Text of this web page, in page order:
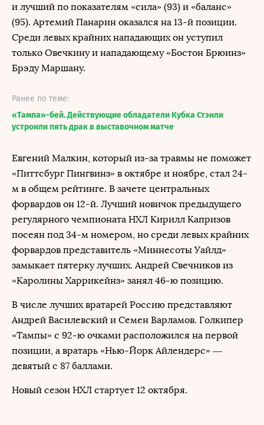
и лучший по показателям «сила» (93) и «баланс»
(95). Артемий Панарин оказался на 13-й позиции.
Среди левых крайних нападающих он уступил
только Овечкину и нападающему «Бостон Брюинз»
Брэду Маршану.
Ранее по теме:
«Тампа»-бей. Действующие обладатели Кубка Стэнли
устроили пять драк в выставочном матче
Евгений Малкин, который из-за травмы не поможет
«Питтсбург Пингвинз» в октябре и ноябре, стал 24-
м в общем рейтинге. В зачете центральных
форвардов он 12-й. Лучший новичок предыдущего
регулярного чемпионата НХЛ Кирилл Капризов
посеян под 34-м номером, но среди левых крайних
форвардов представитель «Миннесоты Уайлд»
замыкает пятерку лучших. Андрей Свечников из
«Каролины Харрикейнз» занял 46-ю позицию.
В числе лучших вратарей Россию представляют
Андрей Василевский и Семен Варламов. Голкипер
«Тампы» с 92-ю очками расположился на первой
позиции, а вратарь «Нью-Йорк Айлендерс» —
девятый с 87 баллами.
Новый сезон НХЛ стартует 12 октября.